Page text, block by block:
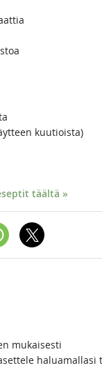
kuutioista)
täältä »
mukaisesti